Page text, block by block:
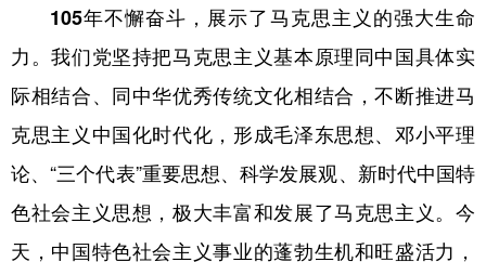
105年不懈奋斗，展示了马克思主义的强大生命
力。我们党坚持把马克思主义基本原理同中国具体实
际相结合、同中华优秀传统文化相结合，不断推进马
克思主义中国化时代化，形成毛泽东思想、邓小平理
论、“三个代表”重要思想、科学发展观、新时代中国特
色社会主义思想，极大丰富和发展了马克思主义。今
天，中国特色社会主义事业的蓬勃生机和旺盛活力，